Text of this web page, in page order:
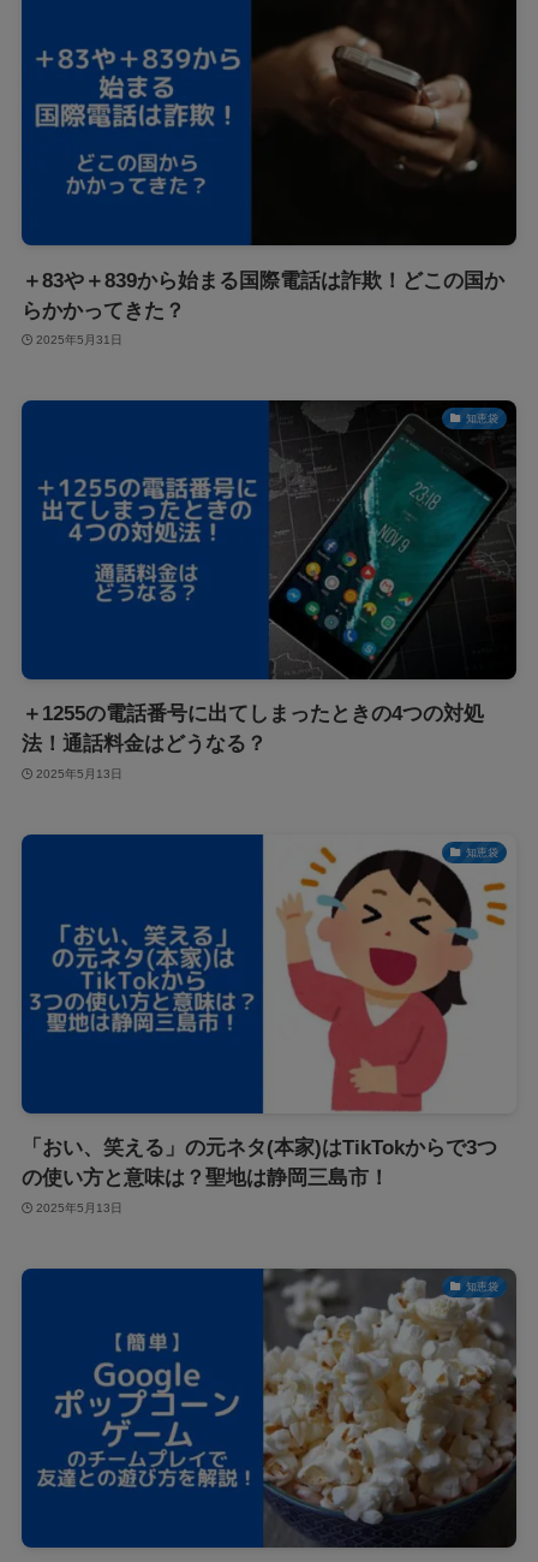
＋83や＋839から始まる国際電話は詐欺！どこの国か
らかかってきた？
2025年5月31日
知恵袋
＋1255の電話番号に出てしまったときの4つの対処
法！通話料金はどうなる？
2025年5月13日
知恵袋
「おい、笑える」の元ネタ(本家)はTikTokからで3つ
の使い方と意味は？聖地は静岡三島市！
2025年5月13日
知恵袋